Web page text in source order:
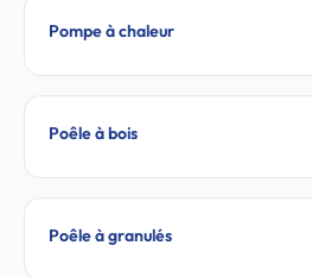
Pompe à chaleur
Poêle à bois
Poêle à granulés